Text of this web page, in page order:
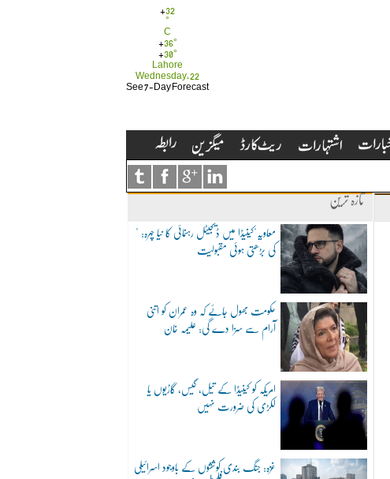
+32
°
C
+36°
+30°
Lahore
Wednesday, 22
See 7-Day Forecast
تازہ ترین
"معاویہ"کینیڈا میں ڈیجیٹل رہنمائی کا نیا چہرہ:
کی بڑھتی ہوئی مقبولیت
حکومت بھول جائے کہ وہ عمران کو اتنی
آرام سے سزا دے گی: علیمہ خان
امریکہ کو کینیڈا کے تیل، گیس، گاڑیوں یا
لکڑی کی ضرورت نہیں
غزہ: جنگ بندی کوششوں کے باوجود اسرائیلی